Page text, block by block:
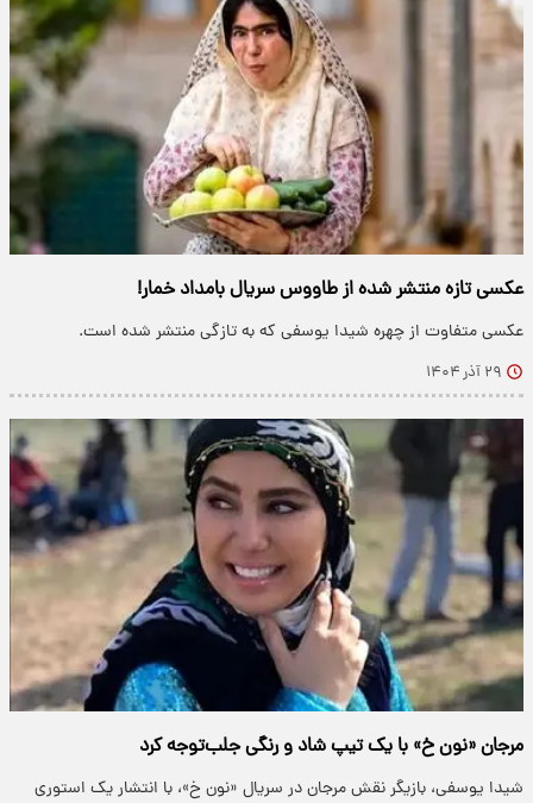
عکسی تازه منتشر شده از طاووس سریال بامداد خمار!
عکسی متفاوت از چهره شیدا یوسفی که به تازگی منتشر شده است.
۲۹ آذر ۱۴۰۴
مرجان «نون خ» با یک تیپ شاد و رنگی جلب‌توجه کرد
شیدا یوسفی، بازیگر نقش مرجان در سریال «نون خ»، با انتشار یک استوری